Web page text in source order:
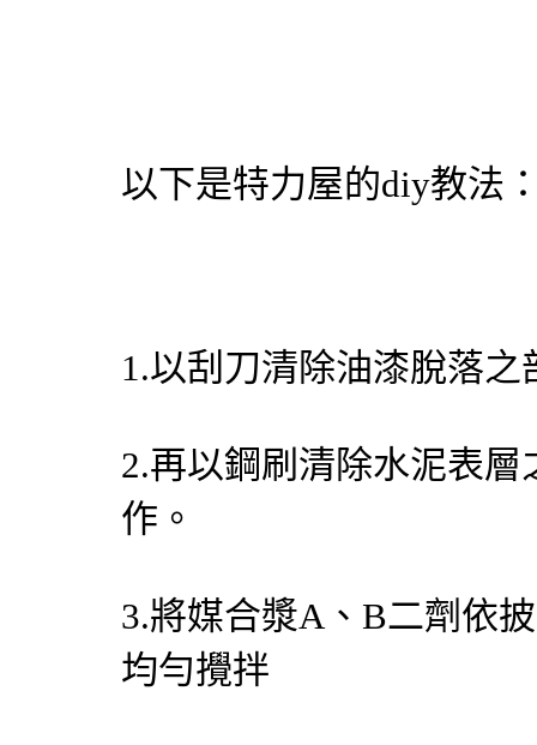
以下是特力屋的diy教法
1.以刮刀清除油漆脫落
2.再以鋼刷清除水泥表
作。
3.將媒合漿A、B二劑依
均勻攪拌